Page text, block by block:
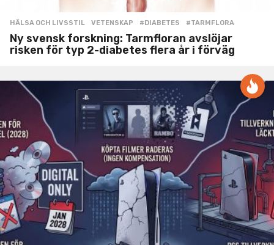
HÄLSA OCH LIVSSTIL ,VETENSKAP #DIABETES ,#TARMFLORA
Ny svensk forskning: Tarmfloran avslöjar
risken för typ 2-diabetes flera år i förväg